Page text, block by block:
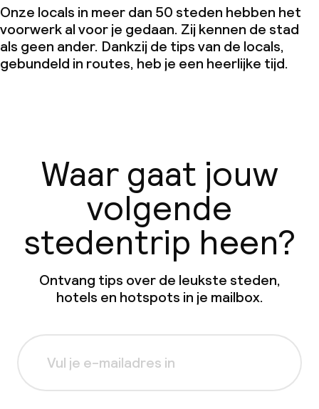
Onze locals in meer dan 50 steden hebben het
voorwerk al voor je gedaan. Zij kennen de stad
als geen ander. Dankzij de tips van de locals,
gebundeld in routes, heb je een heerlijke tijd.
Waar gaat jouw
volgende
stedentrip heen?
Ontvang tips over de leukste steden,
hotels en hotspots in je mailbox.